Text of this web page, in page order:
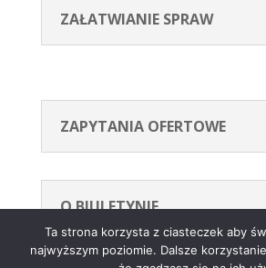
ZAŁATWIANIE SPRAW
ZAPYTANIA OFERTOWE
O BIULETYNIE
Ta strona korzysta z ciasteczek aby
najwyższym poziomie. Dalsze